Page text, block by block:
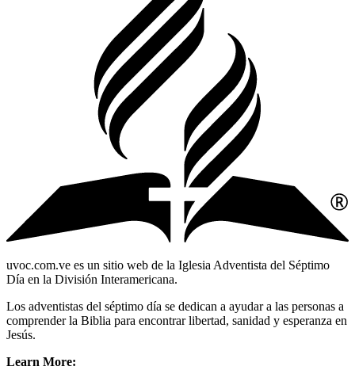
uvoc.com.ve es un sitio web de la Iglesia Adventista del Séptimo
Día en la División Interamericana.
Los adventistas del séptimo día se dedican a ayudar a las personas a
comprender la Biblia para encontrar libertad, sanidad y esperanza en
Jesús.
Learn More: